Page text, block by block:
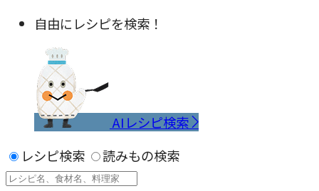
自由にレシピを検索！
AIレシピ検索
レシピ検索
読みもの検索